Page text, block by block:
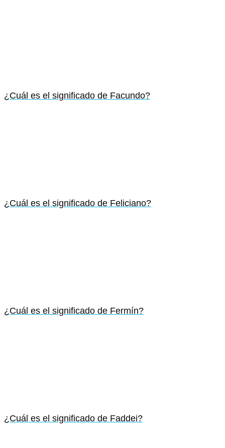
¿Cuál es el significado de Facundo?
¿Cuál es el significado de Feliciano?
¿Cuál es el significado de Fermín?
¿Cuál es el significado de Faddei?